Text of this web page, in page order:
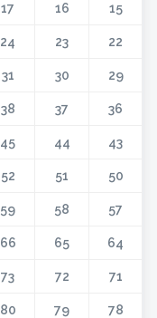
15
16
17
22
23
24
29
30
31
36
37
38
43
44
45
50
51
52
57
58
59
64
65
66
71
72
73
78
79
80